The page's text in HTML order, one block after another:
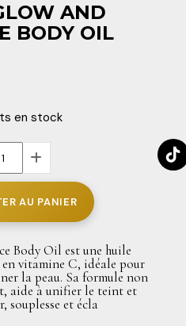
AND
BODY OIL
en stock
AU PANIER
Body Oil est une huile
vitamine C, idéale pour
la peau. Sa formule non
aide à unifier le teint et
souplesse et écla